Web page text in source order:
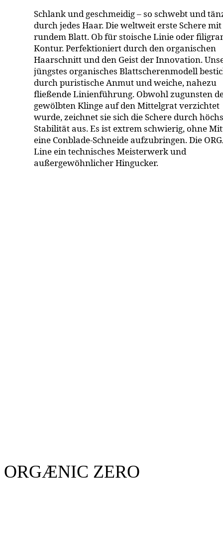
Schlank und geschmeidig – so schwebt und
durch jedes Haar. Die weltweit erste Schere mit
rundem Blatt. Ob für stoische Linie oder
Kontur. Perfektioniert durch den organischen
Haarschnitt und den Geist der Innovation.
jüngstes organisches Blattscherenmodell
durch puristische Anmut und weiche, nahezu
fließende Linienführung. Obwohl zugunsten
gewölbten Klinge auf den Mittelgrat verzichtet
wurde, zeichnet sie sich die Schere durch
Stabilität aus. Es ist extrem schwierig, ohne
eine Conblade-Schneide aufzubringen. Die
Line ein technisches Meisterwerk und
außergewöhnlicher Hingucker.
ORGÆNIC ZERO